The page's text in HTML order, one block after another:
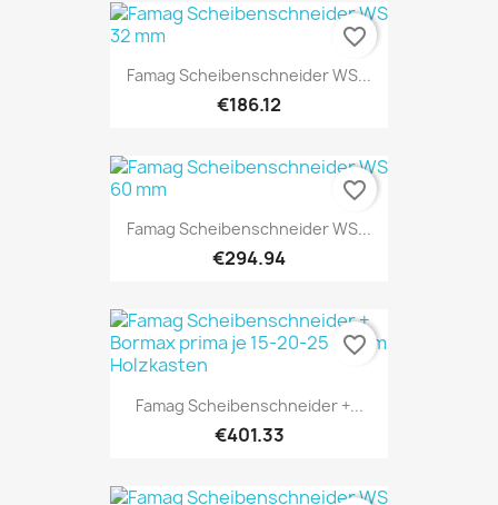
Famag Scheibenschneider WS...
€186.12
favorite_border
Famag Scheibenschneider WS...
€294.94
favorite_border
Famag Scheibenschneider +...
€401.33
favorite_border